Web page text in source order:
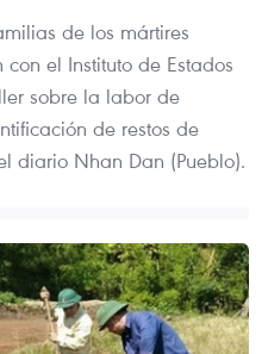
de los mártires
el Instituto de Estados
sobre la labor de
de restos de
diario Nhan Dan (Pueblo).